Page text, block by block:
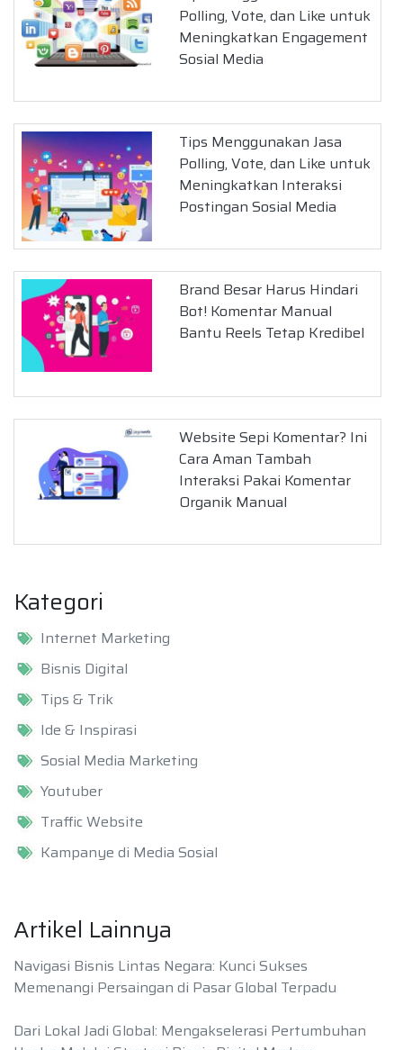
Polling, Vote, dan Like untuk
Meningkatkan Engagement
Sosial Media
Tips Menggunakan Jasa
Polling, Vote, dan Like untuk
Meningkatkan Interaksi
Postingan Sosial Media
Brand Besar Harus Hindari
Bot! Komentar Manual
Bantu Reels Tetap Kredibel
Website Sepi Komentar? Ini
Cara Aman Tambah
Interaksi Pakai Komentar
Organik Manual
Kategori
Internet Marketing
Bisnis Digital
Tips & Trik
Ide & Inspirasi
Sosial Media Marketing
Youtuber
Traffic Website
Kampanye di Media Sosial
Artikel Lainnya
Navigasi Bisnis Lintas Negara: Kunci Sukses
Memenangi Persaingan di Pasar Global Terpadu
Dari Lokal Jadi Global: Mengakselerasi Pertumbuhan